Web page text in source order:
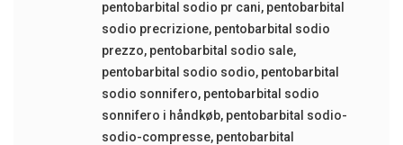
pentobarbital sodio pr cani, pentobarbital
sodio precrizione, pentobarbital sodio
prezzo, pentobarbital sodio sale,
pentobarbital sodio sodio, pentobarbital
sodio sonnifero, pentobarbital sodio
sonnifero i håndkøb, pentobarbital sodio-
sodio-compresse, pentobarbital